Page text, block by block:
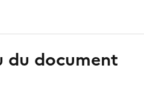
du document